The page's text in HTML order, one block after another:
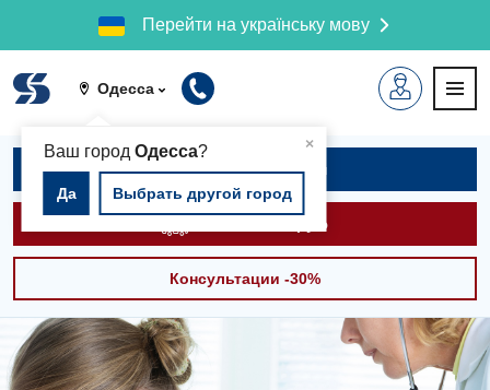
Перейти на українську мову
Одесса
×
Ваш город Одесса?
Да Выбрать другой город
Записаться на приём
Вызвать скорую
Консультации -30%